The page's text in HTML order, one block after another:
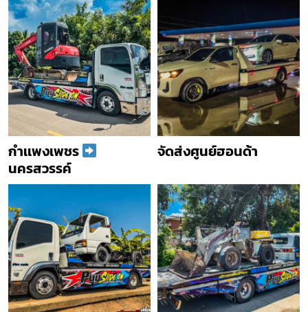
กำเเพงเพชร
นครสวรรค์
จัดส่งศูนย์ฮอนด้า